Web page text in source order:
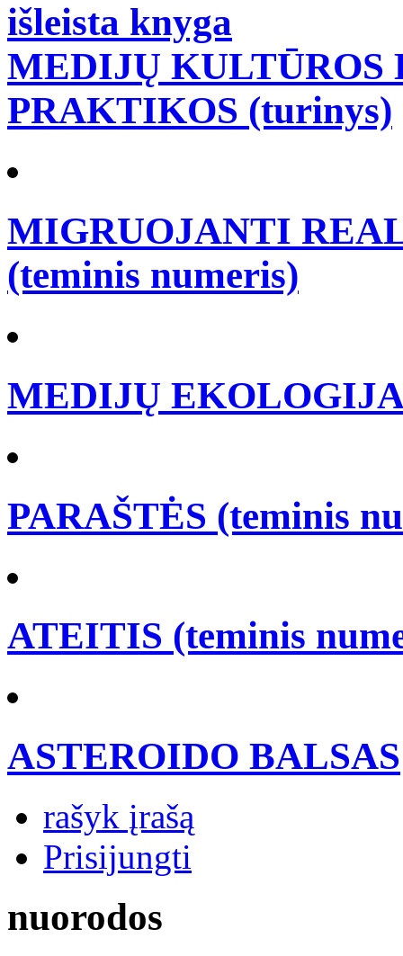
išleista knyga
MEDIJŲ KULTŪROS
PRAKTIKOS (turinys)
MIGRUOJANTI
(teminis numeris)
MEDIJŲ
PARAŠTĖS (teminis
ATEITIS (teminis
ASTEROIDO BALSAS
rašyk įrašą
Prisijungti
nuorodos